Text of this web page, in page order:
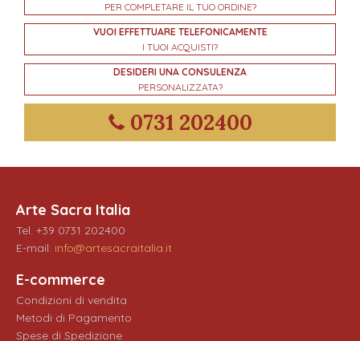
PER COMPLETARE IL TUO ORDINE?
VUOI EFFETTUARE TELEFONICAMENTE
I TUOI ACQUISTI?
DESIDERI UNA CONSULENZA
PERSONALIZZATA?
0731 202400
Arte Sacra Italia
Tel. +39 0731 202400
E-mail: info@artesacraitalia.it
E-commerce
Condizioni di vendita
Metodi di Pagamento
Spese di Spedizione